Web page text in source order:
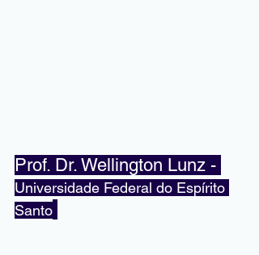
Prof. Dr. Wellington Lunz -
Universidade Federal do Espírito
Santo